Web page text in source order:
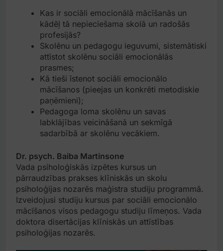
Kas ir sociāli emocionālā mācīšanās un
kādēļ tā nepieciešama skolā un radošās
profesijās?
Skolēnu un pedagogu ieguvumi, sistemātiski
attīstot skolēnu sociāli emocionālās
prasmes;
Kā tieši īstenot sociāli emocionālo
mācīšanos (pieejas un konkrēti metodiskie
paņēmieni);
Pedagoga loma skolēnu un savas
labklājības veicināšanā un sekmīgā
sadarbībā ar skolēnu vecākiem.
Dr. psych. Baiba Martinsone
Vada psiholoģiskās izpētes kursus un
pārraudzības prakses klīniskās un skolu
psiholoģijas nozarēs maģistra studiju programmā.
Izveidojusi studiju kursus par sociāli emocionālo
mācīšanos visos pedagogu studiju līmeņos. Vada
doktora disertācijas klīniskās un attīstības
psiholoģijas nozarēs.